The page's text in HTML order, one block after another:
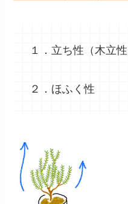
１．立ち性（木立性
２．ほふく性